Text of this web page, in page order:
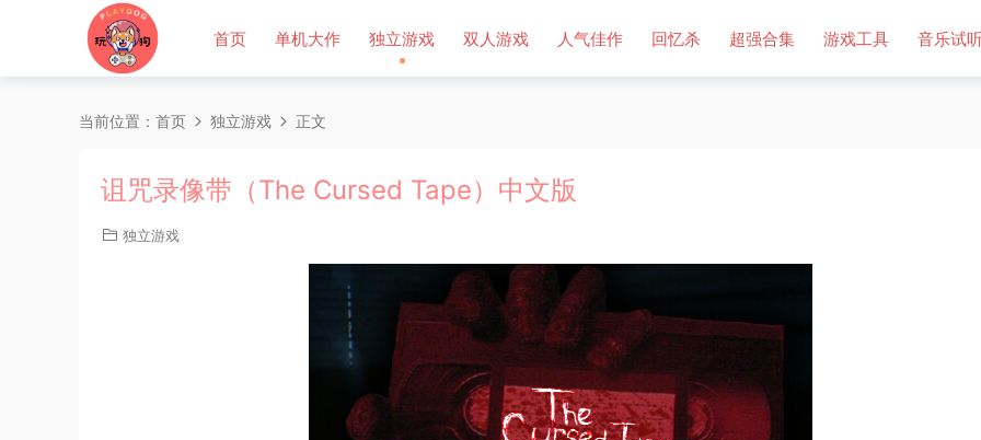
首页 单机大作 独立游戏 双人游戏 人气佳作 回忆杀 超强合集 游戏工具 音乐试
当前位置： 首页 独立游戏 正文
诅咒录像带（The Cursed Tape）中文版
独立游戏